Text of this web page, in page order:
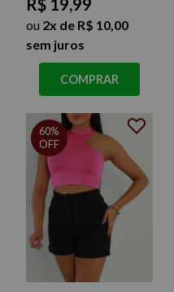
R$ 19,99
ou 2x de R$ 10,00
sem juros
COMPRAR
60%
OFF